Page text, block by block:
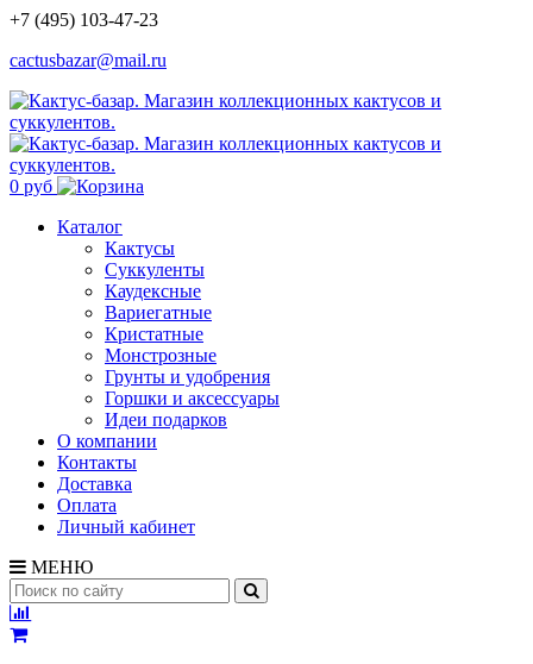
+7 (495) 103-47-23
cactusbazar@mail.ru
0 руб
Каталог
Кактусы
Суккуленты
Каудексные
Вариегатные
Кристатные
Монстрозные
Грунты и удобрения
Горшки и аксессуары
Идеи подарков
О компании
Контакты
Доставка
Оплата
Личный кабинет
МЕНЮ